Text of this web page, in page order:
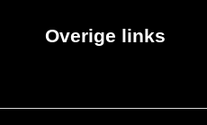
Overige links